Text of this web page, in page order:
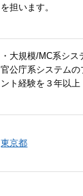
を担います。
・大規模/MC系シ
官公庁系システム
ント経験を３年以上
東京都